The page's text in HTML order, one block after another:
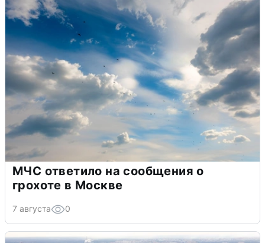
МЧС ответило на сообщения о
грохоте в Москве
7 августа 0